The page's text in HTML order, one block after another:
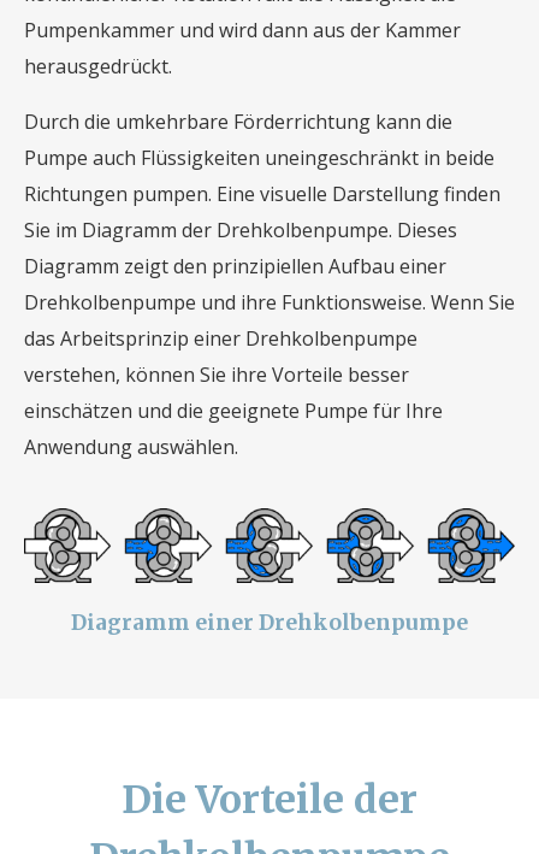
Pumpenkammer und wird dann aus der Kammer
herausgedrückt.
Durch die umkehrbare Förderrichtung kann die
Pumpe auch Flüssigkeiten uneingeschränkt in beide
Richtungen pumpen. Eine visuelle Darstellung finden
Sie im Diagramm der Drehkolbenpumpe. Dieses
Diagramm zeigt den prinzipiellen Aufbau einer
Drehkolbenpumpe und ihre Funktionsweise. Wenn Sie
das Arbeitsprinzip einer Drehkolbenpumpe
verstehen, können Sie ihre Vorteile besser
einschätzen und die geeignete Pumpe für Ihre
Anwendung auswählen.
Diagramm einer Drehkolbenpumpe
Die Vorteile der